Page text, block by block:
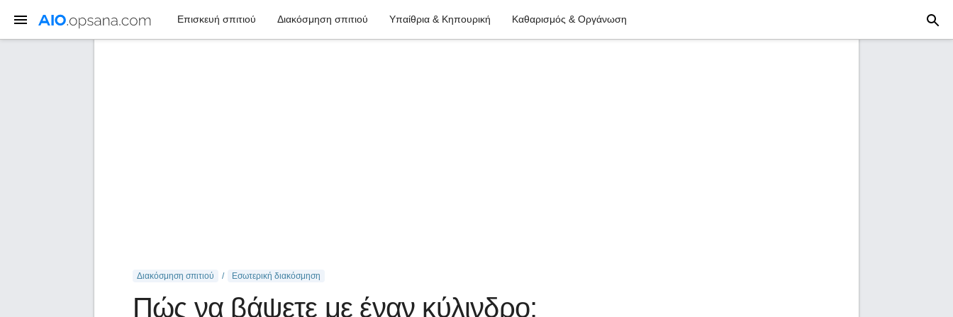
Επισκευή σπιτιού Διακόσμηση σπιτιού Υπαίθρια & Κηπουρική Καθαρισμός & Οργάνωση
Διακόσμηση σπιτιού Εσωτερική διακόσμηση
Πώς να βάψετε με έναν κύλινδρο;